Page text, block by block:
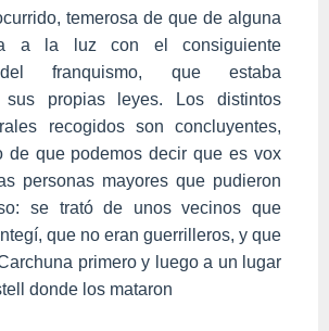
temerosa de que de alguna
a la luz con el consiguiente
franquismo, que estaba
sus propias leyes. Los distintos
recogidos son concluyentes,
de que podemos decir que es vox
personas mayores que pudieron
se trató de unos vecinos que
que no eran guerrilleros, y que
primero y luego a un lugar
donde los mataron